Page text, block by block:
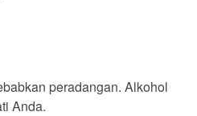
peradangan. Alkohol
Anda.